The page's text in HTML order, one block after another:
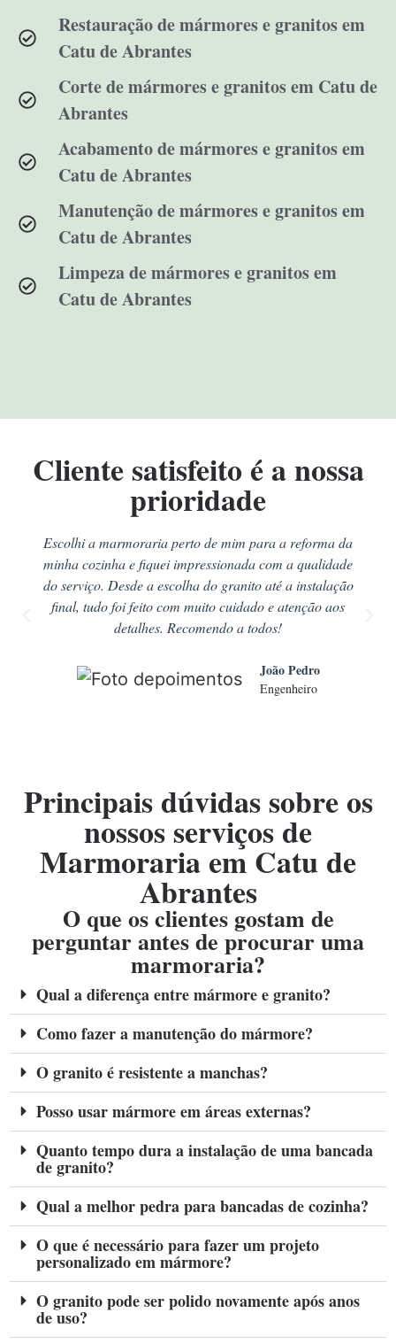
Restauração de mármores e granitos em
Catu de Abrantes
Corte de mármores e granitos em Catu de
Abrantes
Acabamento de mármores e granitos em
Catu de Abrantes
Manutenção de mármores e granitos em
Catu de Abrantes
Limpeza de mármores e granitos em
Catu de Abrantes
Cliente satisfeito é a nossa
prioridade
Escolhi a marmoraria perto de mim para a reforma da
minha cozinha e fiquei impressionada com a qualidade
do serviço. Desde a escolha do granito até a instalação
final, tudo foi feito com muito cuidado e atenção aos
detalhes. Recomendo a todos!
João Pedro
Engenheiro
Principais dúvidas sobre os
nossos serviços de
Marmoraria em Catu de
Abrantes
O que os clientes gostam de
perguntar antes de procurar uma
marmoraria?
Qual a diferença entre mármore e granito?
Como fazer a manutenção do mármore?
O granito é resistente a manchas?
Posso usar mármore em áreas externas?
Quanto tempo dura a instalação de uma bancada
de granito?
Qual a melhor pedra para bancadas de cozinha?
O que é necessário para fazer um projeto
personalizado em mármore?
O granito pode ser polido novamente após anos
de uso?